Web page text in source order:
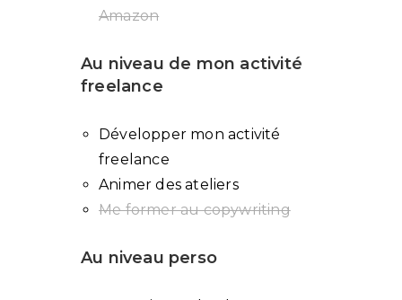
Amazon
Au niveau de mon activité
freelance
Développer mon activité
freelance
Animer des ateliers
Me former au copywriting
Au niveau perso